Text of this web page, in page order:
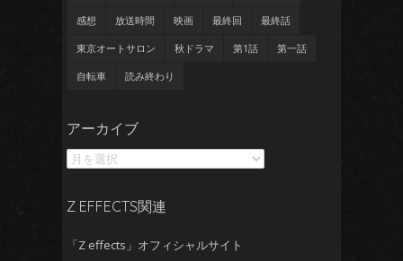
感想 放送時間 映画 最終回 最終話
東京オートサロン 秋ドラマ 第1話 第一話
自転車 読み終わり
アーカイブ
ア
ー
カ
ブ
Z EFFECTS関連
「Z effects」オフィシャルサイト